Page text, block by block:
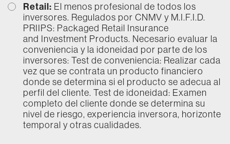
Retail: El menos profesional de todos los
inversores. Regulados por CNMV y M.I.F.I.D.
PRIIPS: Packaged Retail Insurance
and Investment Products. Necesario evaluar la
conveniencia y la idoneidad por parte de los
inversores: Test de conveniencia: Realizar cada
vez que se contrata un producto financiero
donde se determina si el producto se adecua al
perfil del cliente. Test de idoneidad: Examen
completo del cliente donde se determina su
nivel de riesgo, experiencia inversora, horizonte
temporal y otras cualidades.